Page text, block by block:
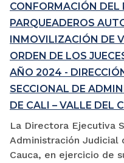
CONFORMACIÓN DEL
PARQUEADEROS
INMOVILIZACIÓN DE
ORDEN DE LOS
AÑO 2024 -
SECCIONAL DE
DE CALI – VALLE DEL
La Directora Ejecutiva
Administración Judicial
Cauca, en ejercicio de